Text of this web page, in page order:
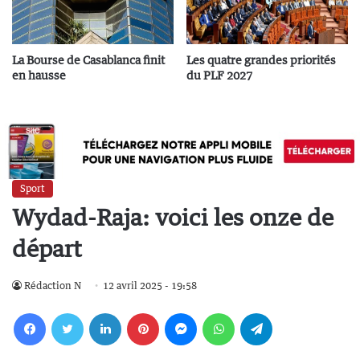
La Bourse de Casablanca finit
en hausse
Les quatre grandes priorités
du PLF 2027